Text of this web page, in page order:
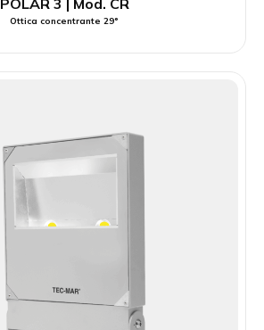
POLAR 3 | Mod. CR
Ottica concentrante 29°